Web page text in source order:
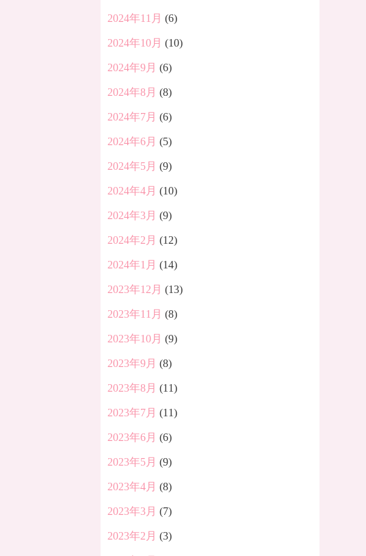
2024年11月 (6)
2024年10月 (10)
2024年9月 (6)
2024年8月 (8)
2024年7月 (6)
2024年6月 (5)
2024年5月 (9)
2024年4月 (10)
2024年3月 (9)
2024年2月 (12)
2024年1月 (14)
2023年12月 (13)
2023年11月 (8)
2023年10月 (9)
2023年9月 (8)
2023年8月 (11)
2023年7月 (11)
2023年6月 (6)
2023年5月 (9)
2023年4月 (8)
2023年3月 (7)
2023年2月 (3)